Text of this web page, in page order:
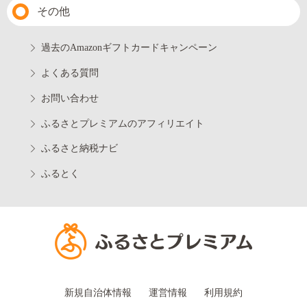
その他
過去のAmazonギフトカードキャンペーン
よくある質問
お問い合わせ
ふるさとプレミアムのアフィリエイト
ふるさと納税ナビ
ふるとく
新規自治体情報 運営情報 利用規約